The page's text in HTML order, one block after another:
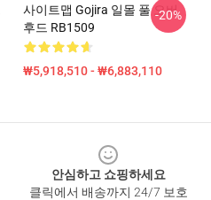
사이트맵 Gojira 일몰 풀 오버
후드 RB1509
₩5,918,510 - ₩6,883,110
-20%
안심하고 쇼핑하세요
클릭에서 배송까지 24/7 보호